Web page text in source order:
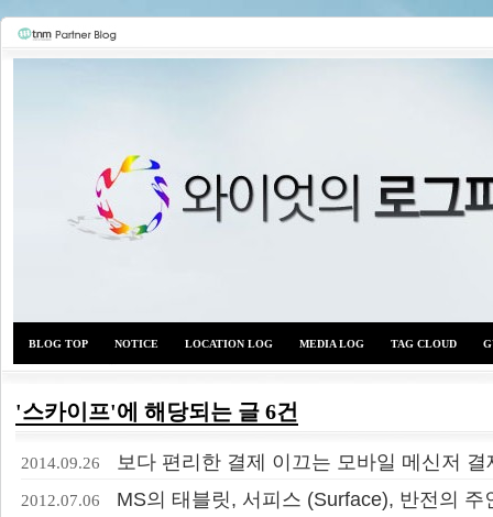
와이
BLOG TOP NOTICE LOCATION LOG MEDIA LOG TAG CLOUD
'스카이프'에 해당되는 글 6건
2014.09.26 보다 편리한 결제 이끄는 모바일 메신저 결
2012.07.06 MS의 태블릿, 서피스 (Surface), 반전의 주